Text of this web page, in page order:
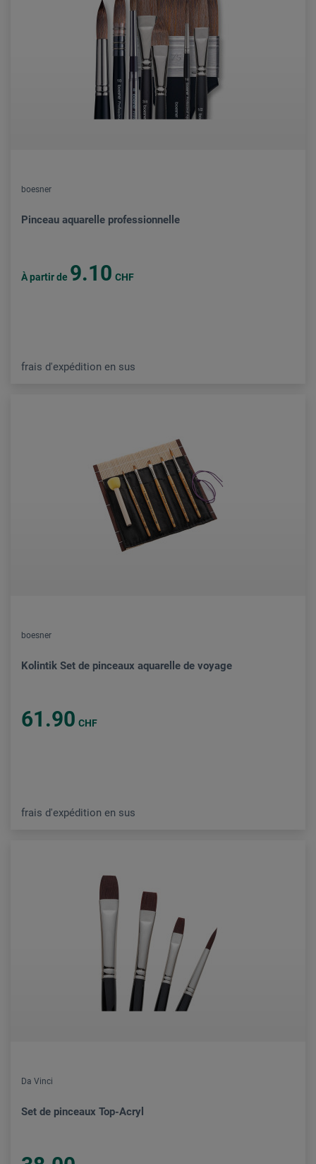
boesner
Pinceau aquarelle professionnelle
À partir de 9.10 CHF
frais d'expédition en sus
boesner
Kolintik Set de pinceaux aquarelle de voyage
61.90 CHF
frais d'expédition en sus
Da Vinci
Set de pinceaux Top-Acryl